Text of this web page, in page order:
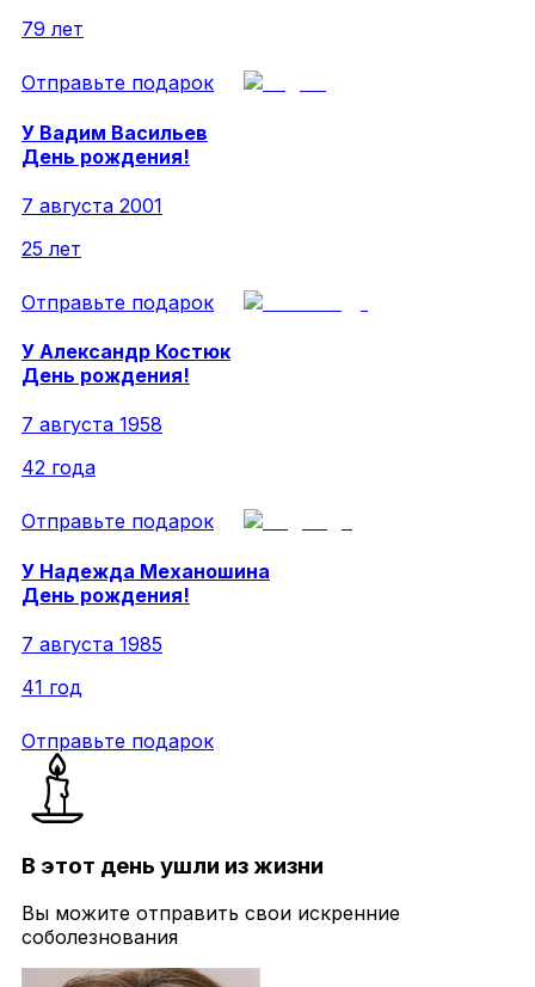
79 лет
Отправьте подарок
У Вадим Васильев
День рождения!
7 августа 2001
25 лет
Отправьте подарок
У Александр Костюк
День рождения!
7 августа 1958
42 года
Отправьте подарок
У Надежда Механошина
День рождения!
7 августа 1985
41 год
Отправьте подарок
В этот день ушли из жизни
Вы можите отправить свои искренние
соболезнования